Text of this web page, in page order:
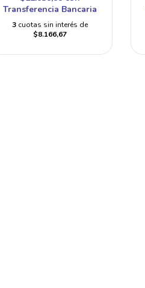
Transferencia Bancaria
3 cuotas sin interés de
$8.166,67